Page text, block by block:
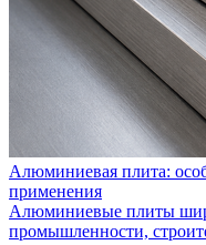
Алюминиевая плита:
применения
Алюминиевые плиты
промышленности,